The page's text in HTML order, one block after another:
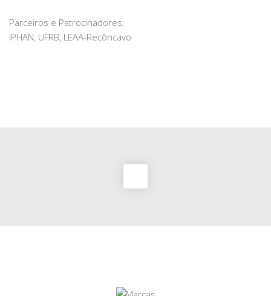
Parceiros e Patrocinadores:
IPHAN, UFRB, LEAA-Recôncavo